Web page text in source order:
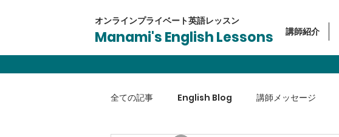
オンラインプライベート​英語レッスン
Manami's English Lessons 講師紹介
全ての記事 English Blog 講師メッセージ